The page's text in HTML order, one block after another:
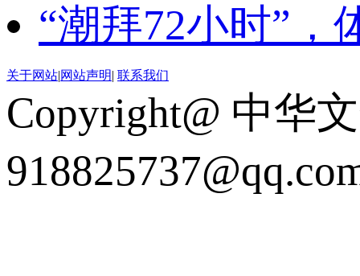
“潮拜72小时”，
关于网站|网站声明| 联系我们
Copyright@ 中